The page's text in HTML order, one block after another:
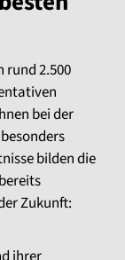
rund 2.500
bei der
bilden die
Zukunft: